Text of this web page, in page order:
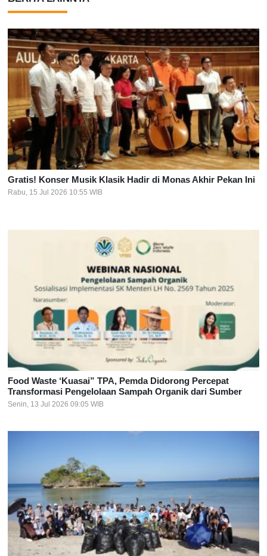
Gratis! Konser Musik Klasik Hadir di Monas Akhir Pekan Ini
Rabu, 15 Jul 2026 10:55 WIB
Food Waste ‘Kuasai” TPA, Pemda Didorong Percepat
Transformasi Pengelolaan Sampah Organik dari Sumber
Senin, 13 Jul 2026 09:05 WIB